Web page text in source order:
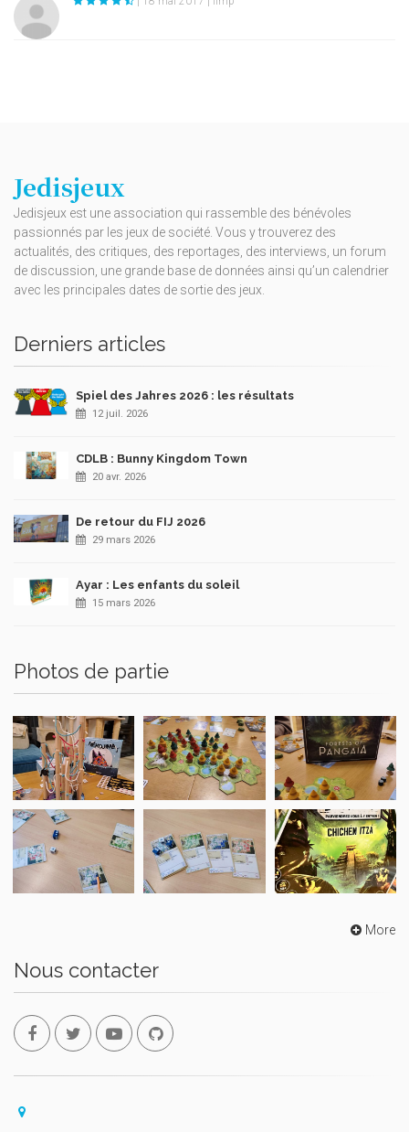
Jedisjeux
Jedisjeux est une association qui rassemble des bénévoles
passionnés par les jeux de société. Vous y trouverez des
actualités, des critiques, des reportages, des interviews, un forum
de discussion, une grande base de données ainsi qu’un calendrier
avec les principales dates de sortie des jeux.
Derniers articles
Spiel des Jahres 2026 : les résultats
12 juil. 2026
CDLB : Bunny Kingdom Town
20 avr. 2026
De retour du FIJ 2026
29 mars 2026
Ayar : Les enfants du soleil
15 mars 2026
Photos de partie
More
Nous contacter